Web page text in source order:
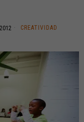
CREATIVIDAD